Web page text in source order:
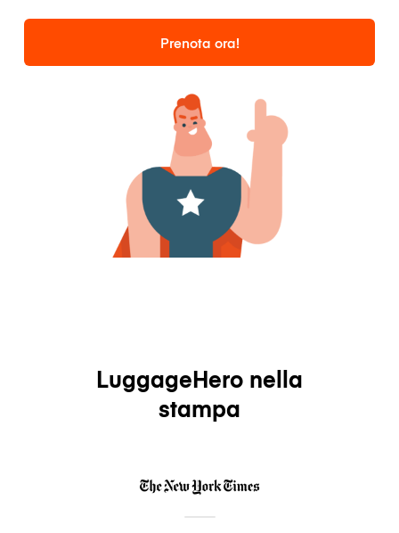
Prenota ora!
LuggageHero nella
stampa